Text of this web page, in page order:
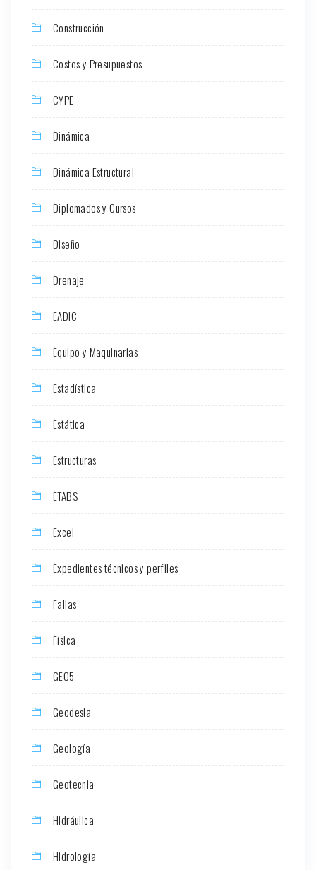
Construcción
Costos y Presupuestos
CYPE
Dinámica
Dinámica Estructural
Diplomados y Cursos
Diseño
Drenaje
EADIC
Equipo y Maquinarias
Estadística
Estática
Estructuras
ETABS
Excel
Expedientes técnicos y perfiles
Fallas
Física
GEO5
Geodesia
Geología
Geotecnia
Hidráulica
Hidrología